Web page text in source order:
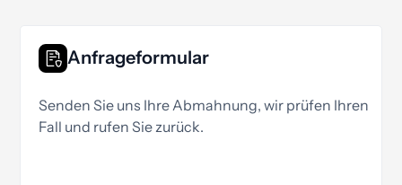
Anfrageformular
Senden Sie uns Ihre Abmahnung, wir prüfen Ihren
Fall und rufen Sie zurück.